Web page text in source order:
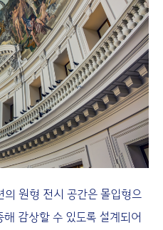
원형 전시 공간은 몰입형으
감상할 수 있도록 설계되어